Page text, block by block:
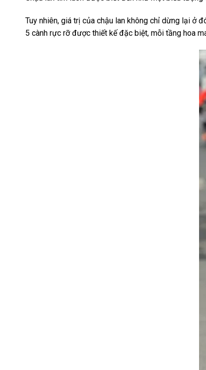
Tuy nhiên, giá trị của chậu lan không chỉ dừng lại ở
5 cành rực rỡ được thiết kế đặc biệt, mỗi tầng hoa